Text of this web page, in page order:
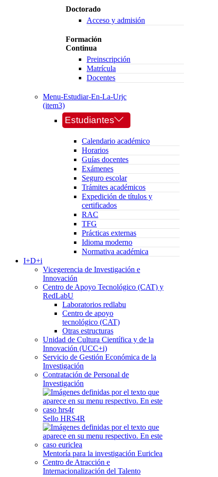
Doctorado
Acceso y admisión
Formación
Continua
Preinscripción
Matrícula
Docentes
Menu-Estudiar-En-La-Urjc
(item3)
Estudiantes
Calendario académico
Horarios
Guías docentes
Exámenes
Seguro escolar
Trámites académicos
Expedición de títulos y
certificados
RAC
TFG
Prácticas externas
Idioma moderno
Normativa académica
I+D+i
Vicegerencia de Investigación e
Innovación
Centro de Apoyo Tecnológico (CAT) y
RedLabU
Laboratorios redlabu
Centro de apoyo
tecnológico (CAT)
Otras estructuras
Unidad de Cultura Científica y de la
Innovación (UCC+i)
Servicio de Gestión Económica de la
Investigación
Contratación de Personal de
Investigación
Sello HRS4R
Mentoría para la investigación Euriclea
Centro de Atracción e
Internacionalización del Talento